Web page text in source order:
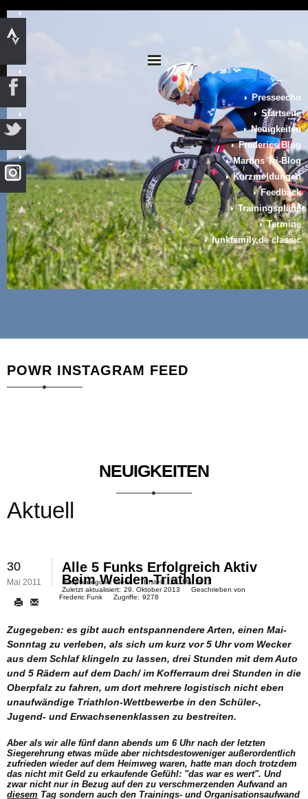
Presseecho
Startseite
Neuigkeiten
Frederics Blog
Martins Tri-Blog
Kurzmeldungen
Feedback
Trainingspläne
Termine
funkfamily.de classic
POWR INSTAGRAM FEED
NEUIGKEITEN
Aktuell
30
Mai 2011
Alle 5 Funks Erfolgreich Aktiv
Beim Weiden-Triathlon
Hauptkategorie: News Erstellt: 30. Mai 2011
Zuletzt aktualisiert: 29. Oktober 2013
Geschrieben von
Frederic Funk
Zugriffe: 9278
Zugegeben: es gibt auch entspannendere Arten, einen Mai-
Sonntag zu verleben, als sich um kurz vor 5 Uhr vom Wecker
aus dem Schlaf klingeln zu lassen, drei Stunden mit dem Auto
und 5 Rädern auf dem Dach/ im Kofferraum drei Stunden in die
Oberpfalz zu fahren, um dort mehrere logistisch nicht eben
unaufwändige Triathlon-Wettbewerbe in den Schüler-,
Jugend- und Erwachsenenklassen zu bestreiten.
Aber als wir alle fünf dann abends um 6 Uhr nach der letzten
Siegerehrung etwas müde aber nichtsdestoweniger außerordentlich
zufrieden wieder auf dem Heimweg waren, hatte man doch trotzdem
das nicht mit Geld zu erkaufende Gefühl: "das war es wert". Und
zwar nicht nur in Bezug auf den zu verschmerzenden Aufwand an
diesem Tag sondern auch den Trainings- und Organisationsaufwand